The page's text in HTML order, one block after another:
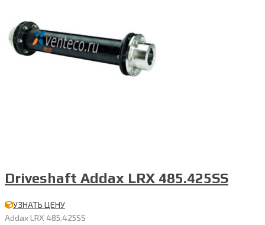
Driveshaft Addax LRX 485.425SS
УЗНАТЬ ЦЕНУ
Addax LRX 485.425SS